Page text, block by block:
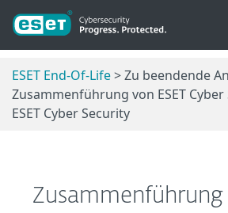
ESET End-Of-Life> Zu beendende
Zusammenführung von ESET
ESET Cyber Security
Zusammenführung